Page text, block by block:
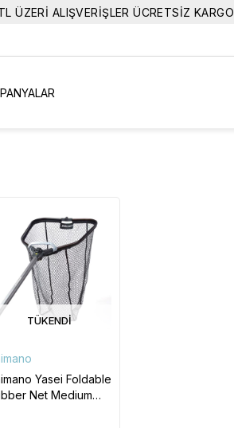
ÜZERİ ALIŞVERİŞLER ÜCRETSİZ KARGO
TÜKENDI
Yasei Foldable
Net Medium